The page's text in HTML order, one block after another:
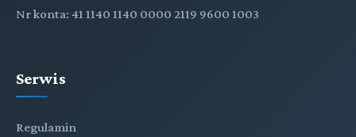
Nr konta: 41 1140 1140 0000 2119 9600 1003
Serwis
Regulamin